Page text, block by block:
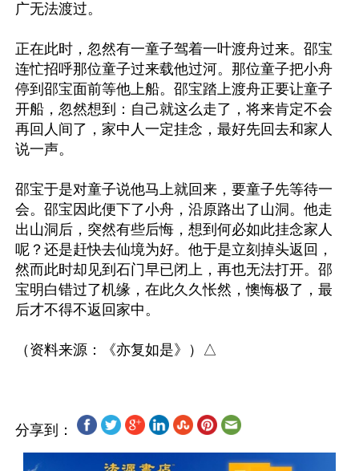
广无法渡过。
正在此时，忽然有一童子驾着一叶渡舟过来。邵宝
连忙招呼那位童子过来载他过河。那位童子把小舟
停到邵宝面前等他上船。邵宝踏上渡舟正要让童子
开船，忽然想到：自己就这么走了，将来肯定不会
再回人间了，家中人一定挂念，最好先回去和家人
说一声。
邵宝于是对童子说他马上就回来，要童子先等待一
会。邵宝因此便下了小舟，沿原路出了山洞。他走
出山洞后，突然有些后悔，想到何必如此挂念家人
呢？还是赶快去仙境为好。他于是立刻掉头返回，
然而此时却见到石门早已闭上，再也无法打开。邵
宝明白错过了机缘，在此久久怅然，懊悔极了，最
后才不得不返回家中。
分享到：